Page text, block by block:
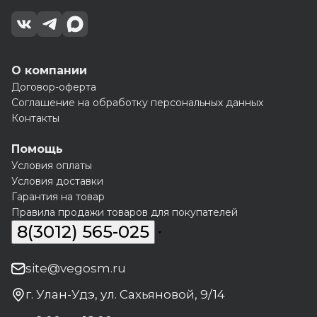
О компании
Договор-оферта
Соглашение на обработку персональных данных
Контакты
Помощь
Условия оплаты
Условия доставки
Гарантия на товар
Правила продажи товаров для покупателей
8(3012) 565-025
site@vegosm.ru
г. Улан-Удэ, ул. Сахьяновой, 9/14